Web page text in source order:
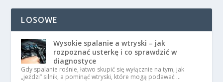
LOSOWE
Wysokie spalanie a wtryski – jak
rozpoznać usterkę i co sprawdzić w
diagnostyce
Gdy spalanie rośnie, łatwo skupić się wyłącznie na tym, jak
„jeździ” silnik, a pominąć wtryski, które mogą podawać …